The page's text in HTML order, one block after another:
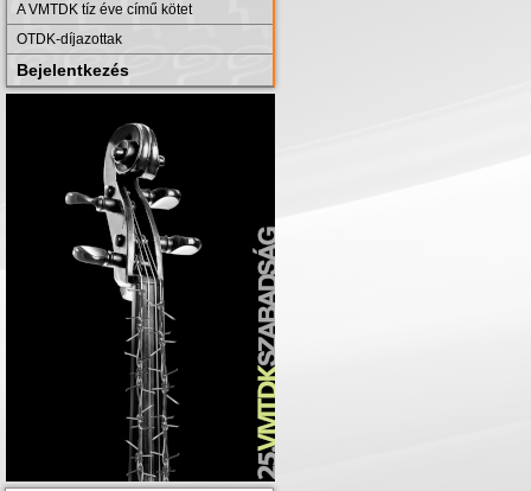
A VMTDK tíz éve című kötet
OTDK-díjazottak
Bejelentkezés